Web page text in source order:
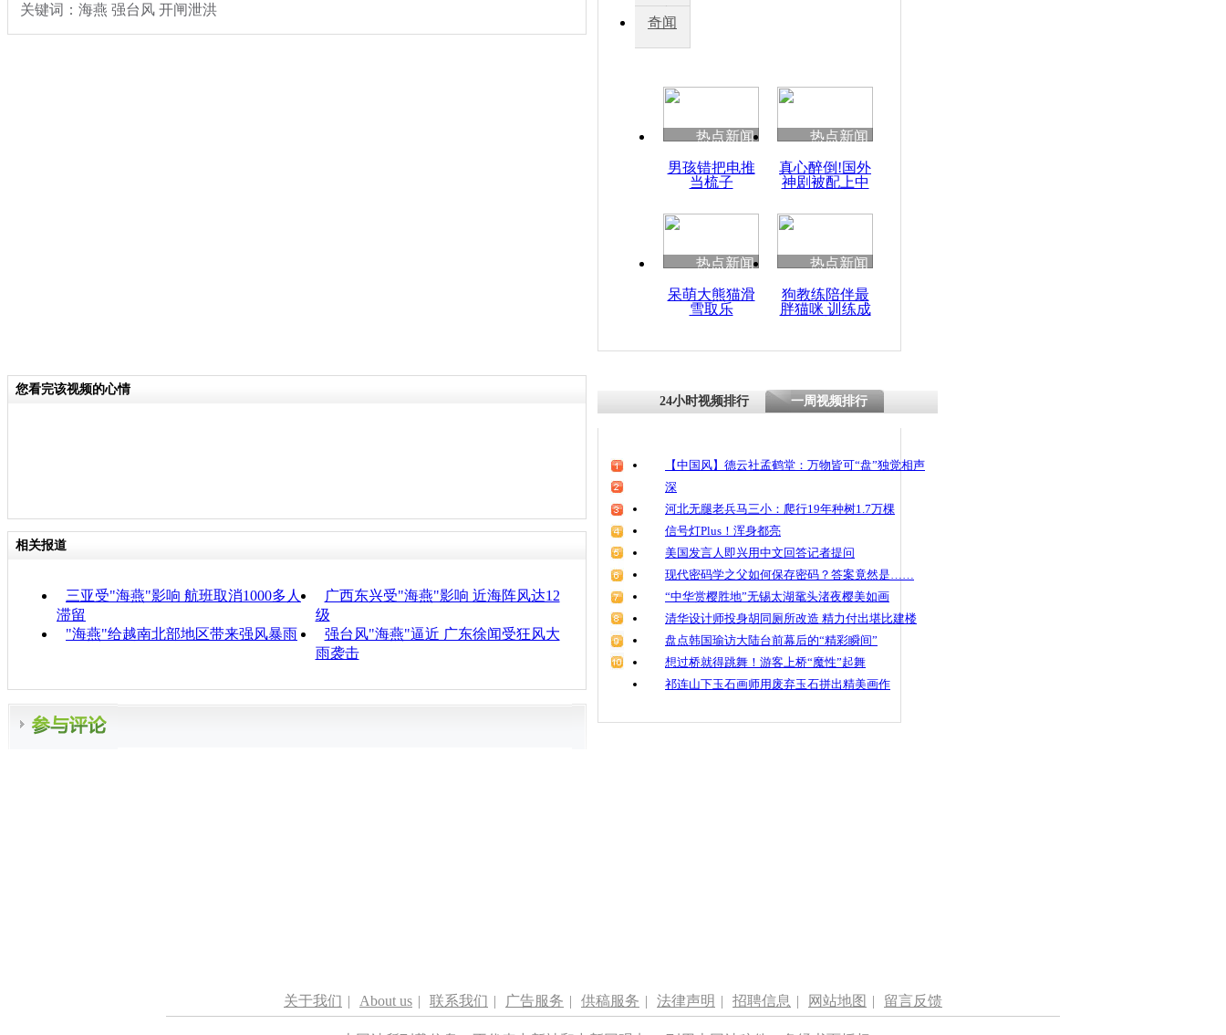
因
度苗族花山节
魂
关键词：海燕 强台风 开闸泄洪 秀
奇闻
热点新闻
男孩错把电推
当梳子
热点新闻
真心醉倒!国外
神剧被配上中
热点新闻
呆萌大熊猫滑
雪取乐
热点新闻
狗教练陪伴最
胖猫咪 训练成
您看完该视频的心情
相关报道
三亚受"海燕"影响 航班取消1000多人
滞留
广西东兴受"海燕"影响 近海阵风达12
级
"海燕"给越南北部地区带来强风暴雨
强台风"海燕"逼近 广东徐闻受狂风大
雨袭击
24小时视频排行 一周视频排行
【中国风】德云社孟鹤堂：万物皆可“盘”独觉相声
深
河北无腿老兵马三小：爬行19年种树1.7万棵
信号灯Plus！浑身都亮
美国发言人即兴用中文回答记者提问
现代密码学之父如何保存密码？答案竟然是……
“中华赏樱胜地”无锡太湖鼋头渚夜樱美如画
清华设计师投身胡同厕所改造 精力付出堪比建楼
盘点韩国瑜访大陆台前幕后的“精彩瞬间”
想过桥就得跳舞！游客上桥“魔性”起舞
祁连山下玉石画师用废弃玉石拼出精美画作
关于我们 | About us | 联系我们 | 广告服务 | 供稿服务 | 法律声明 | 招聘信息 | 网站地图 | 留言反馈